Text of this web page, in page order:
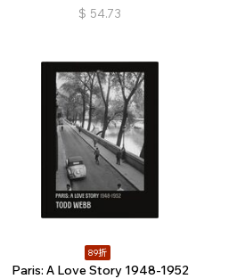
$ 54.73
89折
Paris: A Love Story 1948-1952